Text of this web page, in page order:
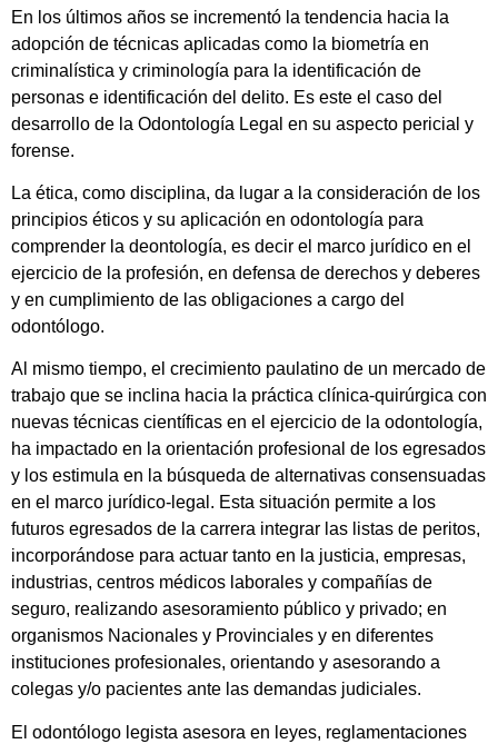
En los últimos años se incrementó la tendencia hacia la
adopción de técnicas aplicadas como la biometría en
criminalística y criminología para la identificación de
personas e identificación del delito. Es este el caso del
desarrollo de la Odontología Legal en su aspecto pericial y
forense.
La ética, como disciplina, da lugar a la consideración de los
principios éticos y su aplicación en odontología para
comprender la deontología, es decir el marco jurídico en el
ejercicio de la profesión, en defensa de derechos y deberes
y en cumplimiento de las obligaciones a cargo del
odontólogo.
Al mismo tiempo, el crecimiento paulatino de un mercado de
trabajo que se inclina hacia la práctica clínica-quirúrgica con
nuevas técnicas científicas en el ejercicio de la odontología,
ha impactado en la orientación profesional de los egresados
y los estimula en la búsqueda de alternativas consensuadas
en el marco jurídico-legal. Esta situación permite a los
futuros egresados de la carrera integrar las listas de peritos,
incorporándose para actuar tanto en la justicia, empresas,
industrias, centros médicos laborales y compañías de
seguro, realizando asesoramiento público y privado; en
organismos Nacionales y Provinciales y en diferentes
instituciones profesionales, orientando y asesorando a
colegas y/o pacientes ante las demandas judiciales.
El odontólogo legista asesora en leyes, reglamentaciones